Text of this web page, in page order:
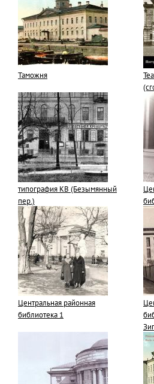
Таможня
типография КВ (Безымянный
пер.)
Центральная районная
библиотека 1